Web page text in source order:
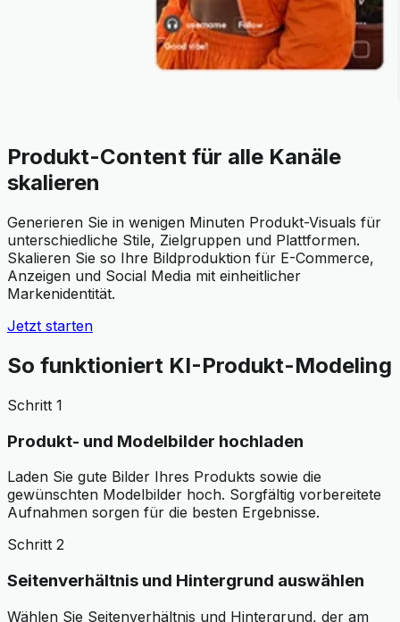
Produkt-Content für alle Kanäle
skalieren
Generieren Sie in wenigen Minuten Produkt-Visuals für
unterschiedliche Stile, Zielgruppen und Plattformen.
Skalieren Sie so Ihre Bildproduktion für E-Commerce,
Anzeigen und Social Media mit einheitlicher
Markenidentität.
Jetzt starten
So funktioniert KI-Produkt-Modeling
Schritt 1
Produkt- und Modelbilder hochladen
Laden Sie gute Bilder Ihres Produkts sowie die
gewünschten Modelbilder hoch. Sorgfältig vorbereitete
Aufnahmen sorgen für die besten Ergebnisse.
Schritt 2
Seitenverhältnis und Hintergrund auswählen
Wählen Sie Seitenverhältnis und Hintergrund, der am